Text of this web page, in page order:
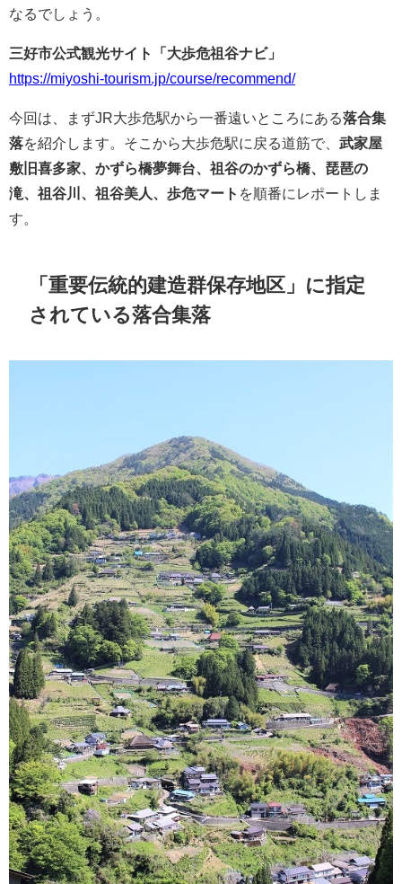
なるでしょう。
三好市公式観光サイト「大歩危祖谷ナビ」
https://miyoshi-tourism.jp/course/recommend/
今回は、まずJR大歩危駅から一番遠いところにある落合集
落を紹介します。そこから大歩危駅に戻る道筋で、 武家屋
敷旧喜多家、かずら橋夢舞台、祖谷のかずら橋、琵琶の
滝、祖谷川、祖谷美人、歩危マート を順番にレポートしま
す。
「重要伝統的建造群保存地区」に指定
されている落合集落